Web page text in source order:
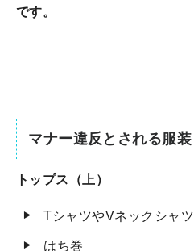
です。
マナー違反とされる服装
トップス（上）
TシャツやVネックシャツ
はち巻